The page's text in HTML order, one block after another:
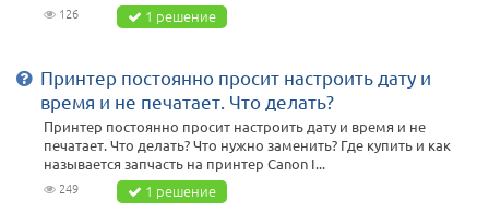
126 1 решение
Принтер постоянно просит настроить дату и
время и не печатает. Что делать?
Принтер постоянно просит настроить дату и время и не
печатает. Что делать? Что нужно заменить? Где купить и как
называется запчасть на принтер Canon I...
249 1 решение